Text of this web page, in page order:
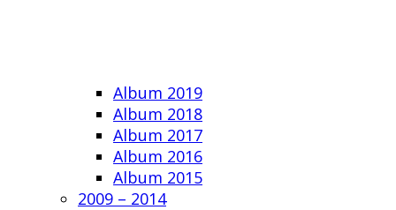
Album 2019
Album 2018
Album 2017
Album 2016
Album 2015
2009 – 2014